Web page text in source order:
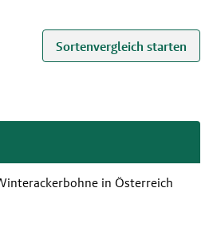
Sortenvergleich starten
in Österreich